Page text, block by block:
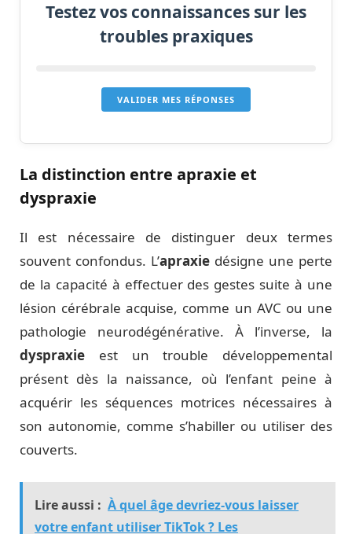
Testez vos connaissances sur les
troubles praxiques
VALIDER MES RÉPONSES
La distinction entre apraxie et
dyspraxie
Il est nécessaire de distinguer deux termes
souvent confondus. L’apraxie désigne une perte
de la capacité à effectuer des gestes suite à une
lésion cérébrale acquise, comme un AVC ou une
pathologie neurodégénérative. À l’inverse, la
dyspraxie est un trouble développemental
présent dès la naissance, où l’enfant peine à
acquérir les séquences motrices nécessaires à
son autonomie, comme s’habiller ou utiliser des
couverts.
Lire aussi : À quel âge devriez-vous laisser
votre enfant utiliser TikTok ? Les